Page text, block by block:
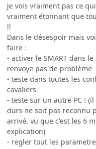
Je vois vraiment pas ce
vraiment étonnant que
!!
Dans le désespoir mais
faire :
- activer le SMART dans
renvoye pas de problème
- teste dans toutes les
cavaliers
- teste sur un autre PC !
durs ne soit pas reconnu
arrivé, vu que c'est les 6
explication)
- regler tout les